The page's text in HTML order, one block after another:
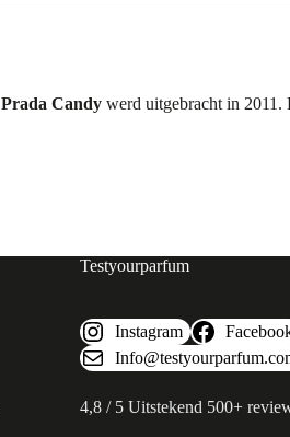
Prada Candy werd uitgebracht in 2011.
Testyourparfum
Instagram
4,8 / 5 Uitstekend 500+